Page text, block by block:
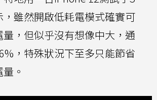
雖然開啟低耗電模式確實可
，但似乎沒有想像中大，通
，特殊狀況下至多只能節省
。